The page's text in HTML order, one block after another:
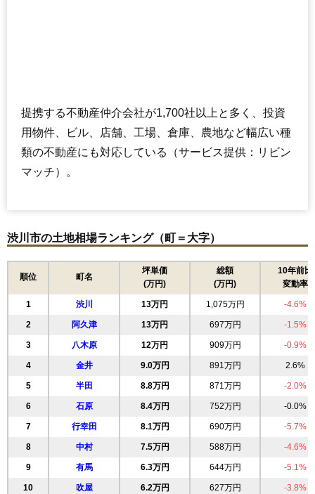
提携する不動産仲介会社が1,700社以上と多く、投資
用物件、ビル、店舗、工場、倉庫、農地など幅広い種
類の不動産にも対応している（サービス提供：リビン
マッチ）。
渋川市の土地相場ランキング（町＝大字）
順位 町名
坪単価
(万円)
総額
(万円)
10年前比
変動率
1 渋川 13万円 1,075万円 -4.6%
2 阿久津 13万円 697万円 -1.5%
3 八木原 12万円 909万円 -0.9%
4 金井 9.0万円 891万円 2.6%
5 半田 8.8万円 871万円 -2.0%
6 石原 8.4万円 752万円 -0.0%
7 行幸田 8.1万円 690万円 -5.7%
8 中村 7.5万円 588万円 -4.6%
9 有馬 6.3万円 644万円 -5.1%
10 吹屋 6.2万円 627万円 -3.8%